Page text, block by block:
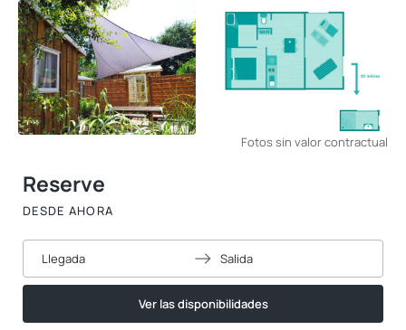
Fotos sin valor contractual
Reserve
DESDE AHORA
Llegada Salida
Ver las disponibilidades